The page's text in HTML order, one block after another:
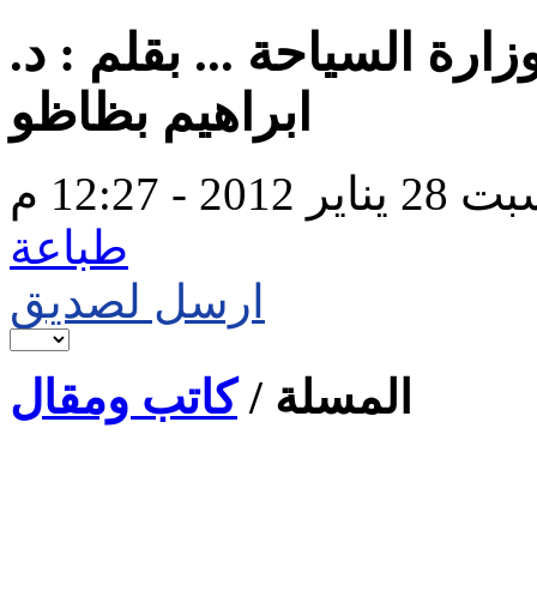
السياحة ... بقلم : د.
ابراهيم بظاظو
2012 - 12:27 م
طباعة
ارسل لصديق
المسلة /كاتب ومقال